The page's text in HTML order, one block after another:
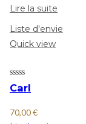
Lire la suite
Liste d'envie
Quick view
Carl
70,00€